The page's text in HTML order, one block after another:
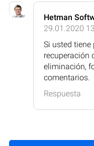
Hetman
29.01.2020
Si usted tiene
recuperación
eliminación,
comentarios.
Respuesta